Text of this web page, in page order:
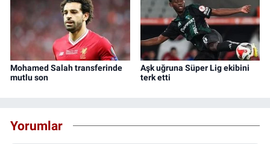
Mohamed Salah transferinde
mutlu son
Aşk uğruna Süper Lig ekibini
terk etti
Yorumlar